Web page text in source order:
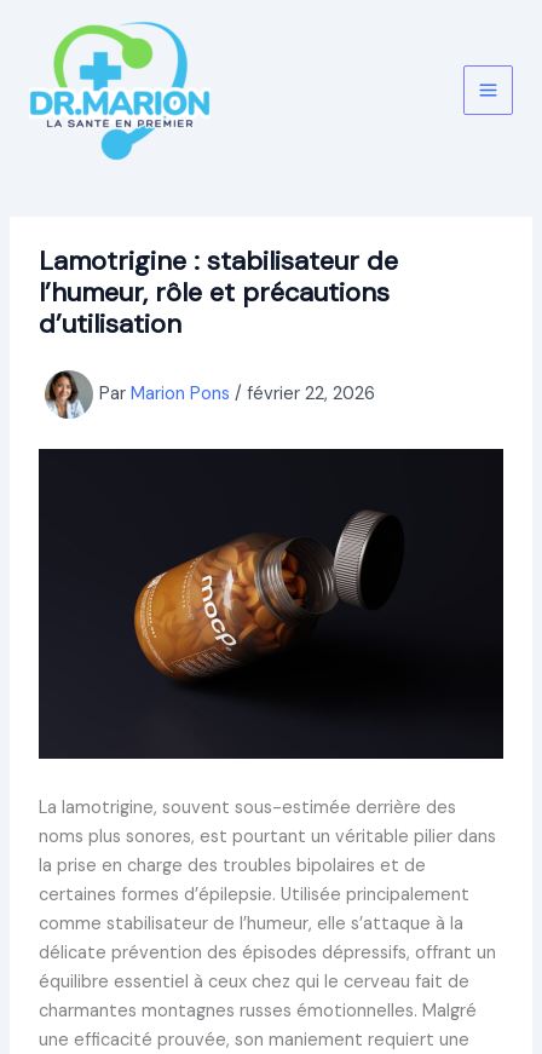
contenu
Lamotrigine : stabilisateur de
l’humeur, rôle et précautions
d’utilisation
Par Marion Pons / février 22, 2026
La lamotrigine, souvent sous-estimée derrière des
noms plus sonores, est pourtant un véritable pilier dans
la prise en charge des troubles bipolaires et de
certaines formes d’épilepsie. Utilisée principalement
comme stabilisateur de l’humeur, elle s’attaque à la
délicate prévention des épisodes dépressifs, offrant un
équilibre essentiel à ceux chez qui le cerveau fait de
charmantes montagnes russes émotionnelles. Malgré
une efficacité prouvée, son maniement requiert une